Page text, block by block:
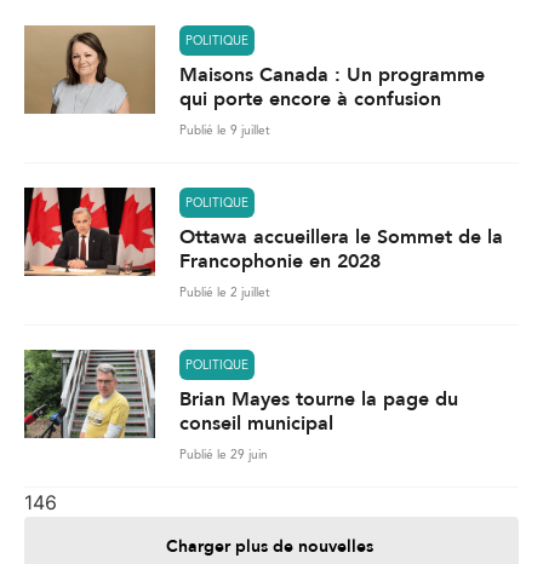
POLITIQUE
Maisons Canada : Un programme
qui porte encore à confusion
Publié le 9 juillet
POLITIQUE
Ottawa accueillera le Sommet de la
Francophonie en 2028
Publié le 2 juillet
POLITIQUE
Brian Mayes tourne la page du
conseil municipal
Publié le 29 juin
146
Charger plus de nouvelles